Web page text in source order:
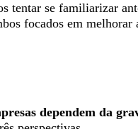
tentar se familiarizar
focados em
dependem da